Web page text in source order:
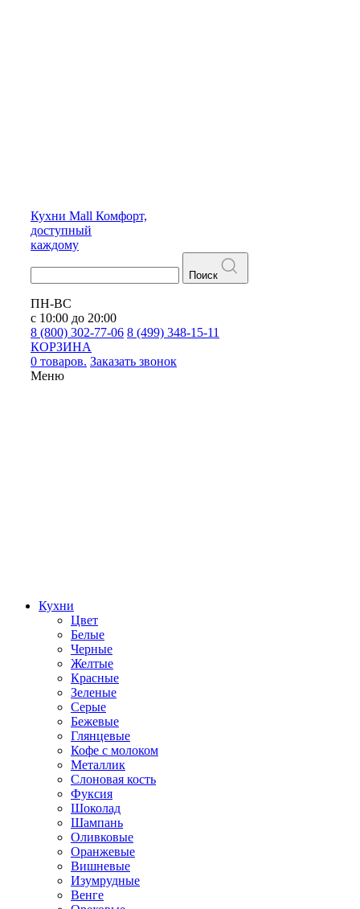
Кухни Mall Комфорт,
доступный
каждому
Поиск
ПН-ВС
с 10:00 до 20:00
8 (800) 302-77-06 8 (499) 348-15-11
КОРЗИНА
0 товаров. Заказать звонок
Меню
Кухни
Цвет
Белые
Черные
Желтые
Красные
Зеленые
Серые
Бежевые
Глянцевые
Кофе с молоком
Металлик
Слоновая кость
Фуксия
Шоколад
Шампань
Оливковые
Оранжевые
Вишневые
Изумрудные
Венге